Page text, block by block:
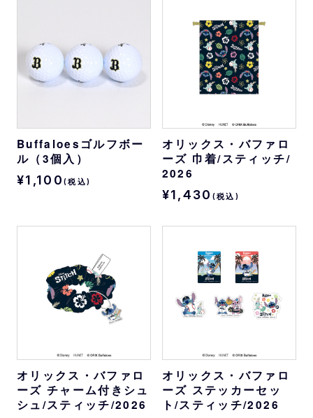
Buffaloesゴルフボー
ル（3個入）
¥1,100 (税込)
オリックス・バファロ
ーズ 巾着/スティッチ/
2026
¥1,430 (税込)
オリックス・バファロ
ーズ チャーム付きシュ
シュ/スティッチ/2026
オリックス・バファロ
ーズ ステッカーセッ
ト/スティッチ/2026